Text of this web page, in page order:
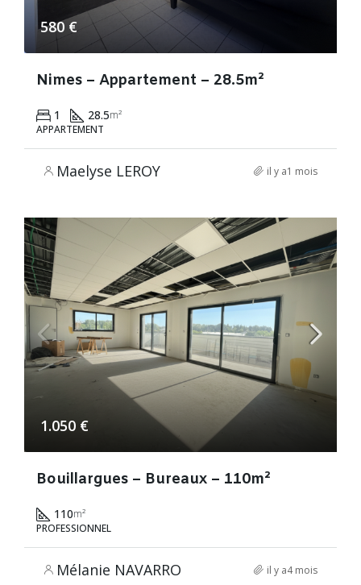
580 €
Nimes – Appartement – 28.5m²
1 28.5m²
APPARTEMENT
Maelyse LEROY il y a1 mois
1.050 €
Bouillargues – Bureaux – 110m²
110m²
PROFESSIONNEL
Mélanie NAVARRO il y a4 mois